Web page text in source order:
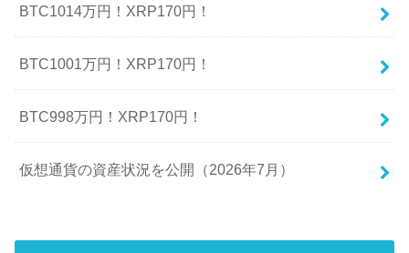
BTC1014万円！XRP170円！
BTC1001万円！XRP170円！
BTC998万円！XRP170円！
仮想通貨の資産状況を公開（2026年7月）